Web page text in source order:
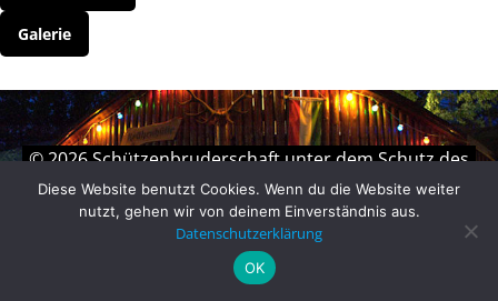
Galerie
© 2026 Schützenbruderschaft unter dem Schutz des
heiligen Antonius Eremit von 1751 e.V. Herdringen.
Diese Website benutzt Cookies. Wenn du die Website weiter
nutzt, gehen wir von deinem Einverständnis aus.
Datenschutzerklärung
OK